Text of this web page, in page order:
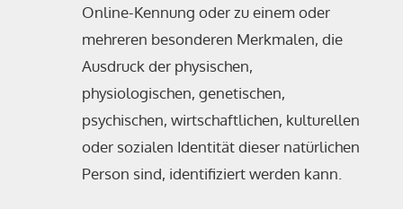
Online-Kennung oder zu einem oder
mehreren besonderen Merkmalen, die
Ausdruck der physischen,
physiologischen, genetischen,
psychischen, wirtschaftlichen, kulturellen
oder sozialen Identität dieser natürlichen
Person sind, identifiziert werden kann.